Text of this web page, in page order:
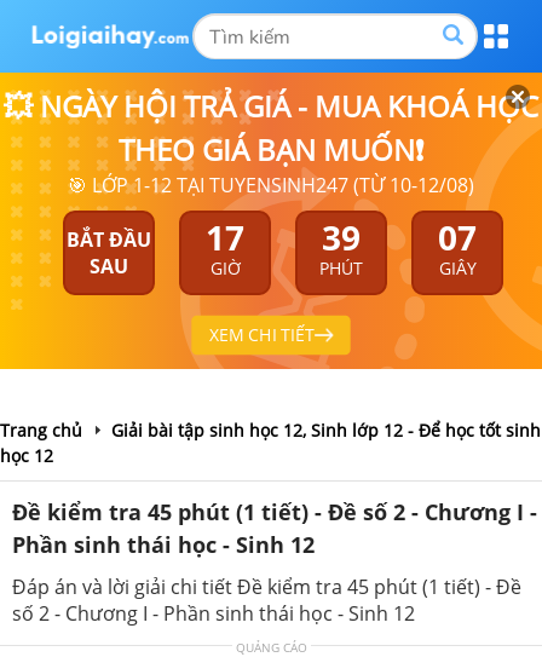
💥 NGÀY HỘI TRẢ GIÁ - MUA KHOÁ HỌC
THEO GIÁ BẠN MUỐN❗
🎯 LỚP 1-12 TẠI TUYENSINH247 (TỪ 10-12/08)
BẮT ĐẦU
SAU
17
GIỜ
39
PHÚT
07
GIÂY
XEM CHI TIẾT
Trang chủ
Giải bài tập sinh học 12, Sinh lớp 12 - Để học tốt sinh
học 12
Đề kiểm tra 45 phút (1 tiết) - Đề số 2 - Chương I -
Phần sinh thái học - Sinh 12
Đáp án và lời giải chi tiết Đề kiểm tra 45 phút (1 tiết) - Đề
số 2 - Chương I - Phần sinh thái học - Sinh 12
QUẢNG CÁO